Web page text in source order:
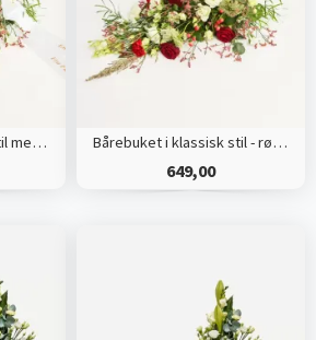
Bårebuket i klassisk stil med bånd Bårebuket i klassisk stil - rød og hvid
649,00